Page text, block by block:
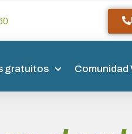
gratuitos Comunidad